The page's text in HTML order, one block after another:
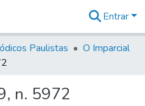
na
Entrar
Paulistas
O Imparcial
n. 5972